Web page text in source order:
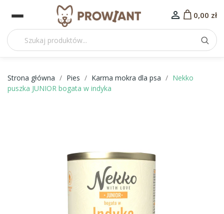
 0,00 zł
Strona główna Pies Karma mokra dla psa
Nekko
puszka JUNIOR bogata w indyka